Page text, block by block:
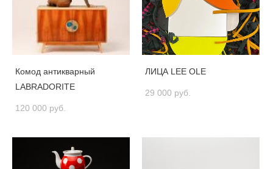
Комод антикварный
LABRADORITE
120 000 pуб.
ЛИЦА LEE OLE
29 000 pуб.